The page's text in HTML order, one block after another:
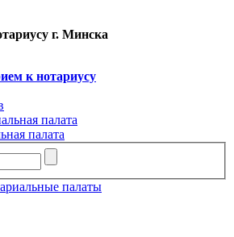
г. Минска
к нотариусу
палата
палаты